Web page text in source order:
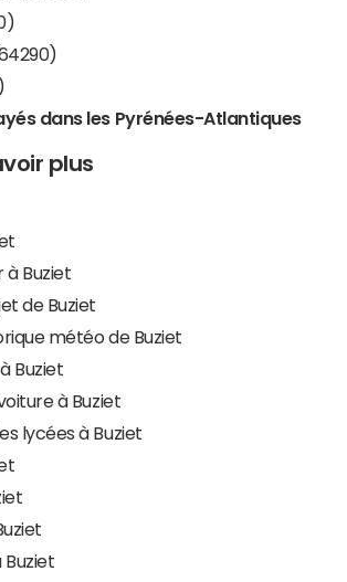
dans les Pyrénées-Atlantiques
plus
à Buziet
de Buziet
météo de Buziet
Buziet
à Buziet
lycées à Buziet
Buziet